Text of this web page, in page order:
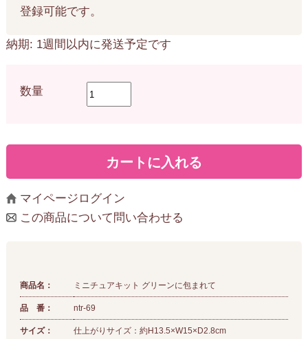
登録可能です。
納期: 1週間以内に発送予定です
数量
マイページログイン
この商品について問い合わせる
商品名： ミニチュアキット グリーンに包まれて
品 番： ntr-69
サイズ： 仕上がりサイズ：約H13.5×W15×D2.8cm